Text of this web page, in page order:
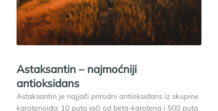
Astaksantin – najmoćniji
antioksidans
Astaksantin je najjači prirodni antioksidans iz skupine
karotenoida; 10 puta jači od beta-karotena i 500 puta